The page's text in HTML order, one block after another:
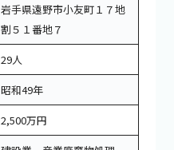
岩手県遠野市小友町１７地
割５１番地７
29人
昭和49年
2,500万円